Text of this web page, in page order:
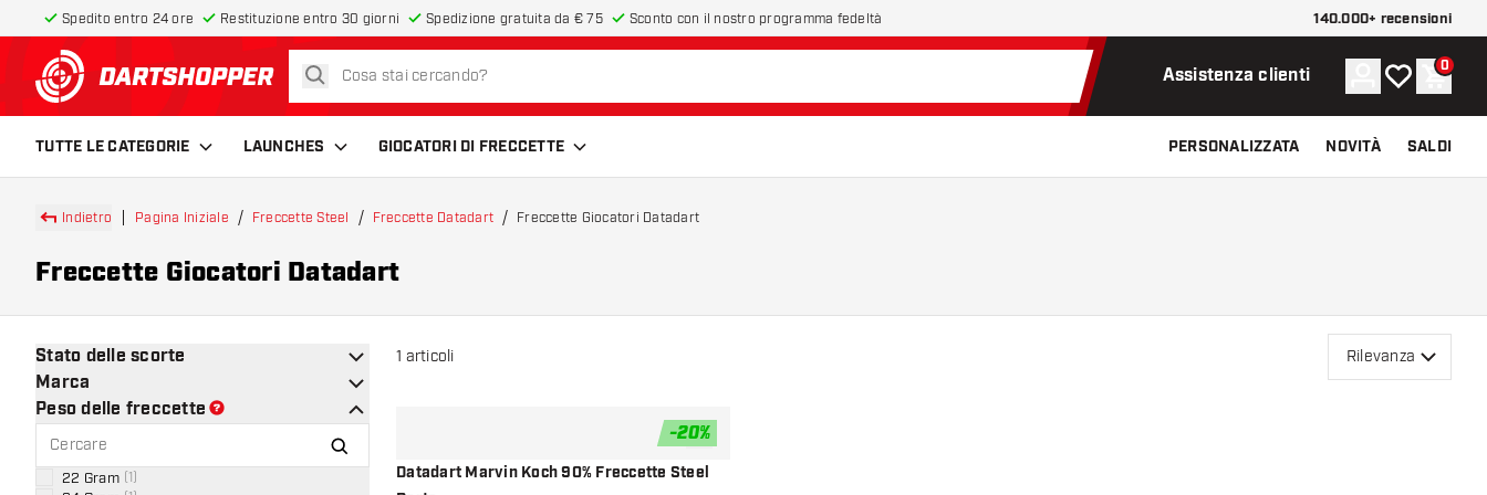
Spedito entro 24 ore Restituzione entro 30 giorni Spedizione gratuita da € 75 Sconto con il nostro programma fedeltà 140.000+ recensioni
torna alla home page
cerca Assistenza clienti Account
La mia lista
0
TUTTE LE CATEGORIE LAUNCHES GIOCATORI DI FRECCETTE PERSONALIZZATA NOVITÀ SALDI
Indietro Pagina Iniziale Freccette Steel Freccette Datadart Freccette Giocatori Datadart
Freccette Giocatori Datadart
Stato delle scorte
Marca
Peso delle freccette
22 Gram 1
1 articoli Rilevanza
-20%
Datadart Marvin Koch 90% Freccette Steel
aggiungi alla lista dei desideri